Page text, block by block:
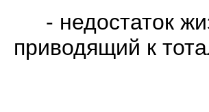
- недостаток
приводящий к